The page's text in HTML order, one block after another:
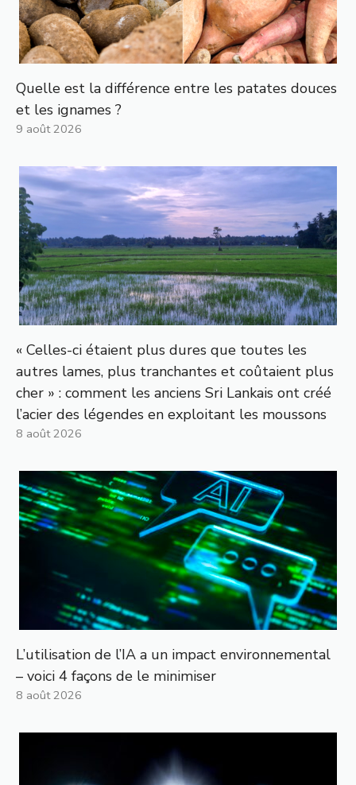
Quelle est la différence entre les patates douces
et les ignames ?
9 août 2026
« Celles-ci étaient plus dures que toutes les
autres lames, plus tranchantes et coûtaient plus
cher » : comment les anciens Sri Lankais ont créé
l’acier des légendes en exploitant les moussons
8 août 2026
L’utilisation de l’IA a un impact environnemental
– voici 4 façons de le minimiser
8 août 2026